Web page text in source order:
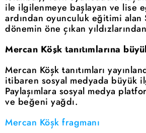
ile ilgilenmeye başlayan ve lise
ardından oyunculuk eğitimi alan
dönemin öne çıkan
Mercan Köşk tanıtımlarına
Mercan Köşk tanıtımları
itibaren sosyal medyada büyük
Paylaşımlara sosyal medya
ve beğeni yağdı.
Mercan Köşk fragmanı